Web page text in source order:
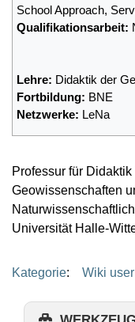
School Approach,
Qualifikationsarbeit:
Lehre: Didaktik der
Fortbildung: BNE
Netzwerke: LeNa
Professur für
Geowissenschaften
Universität Halle-
Kategorie: Wiki user